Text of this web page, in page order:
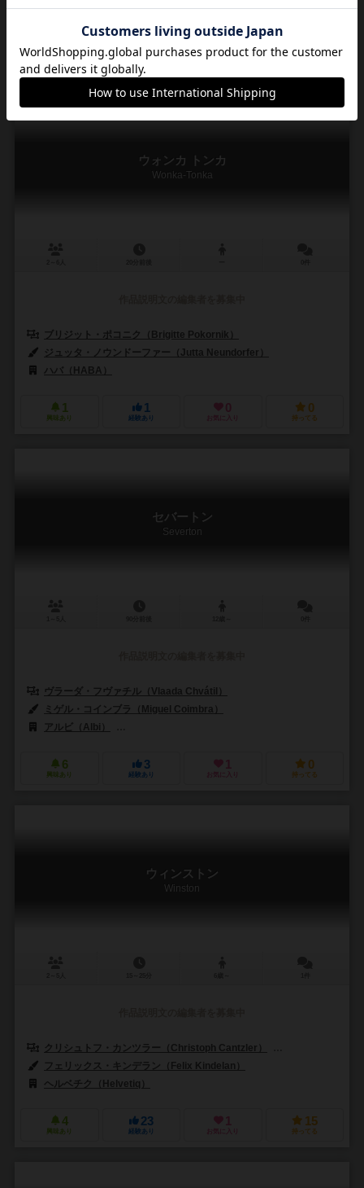
1 0
経験あり
0
お気に入り
0
ウォンカ トンカ
Wonka-Tonka
ブリジット・ポコニク（Brigitte Pokornik）
ジュッタ・ノウンドーファー（Jutta Neundorfer）
ハバ（HABA）
1
興味あり
1
経験あり
0
お気に入り
0
持ってる
セバートン
Severton
ヴラーダ・フヴァチル（Vlaada Chvátil）
ミゲル・コインブラ（Miguel Coimbra）
アルビ（Albi）
6
興味あり
3
経験あり
1
お気に入り
0
持ってる
ウィンストン
Winston
クリシュトフ・カンツラー（Christoph Cantzler）
フェリックス・キンデラン（Felix Kindelan）
ヘルベチク（Helvetiq）
4
興味あり
23
経験あり
1
お気に入り
15
持ってる